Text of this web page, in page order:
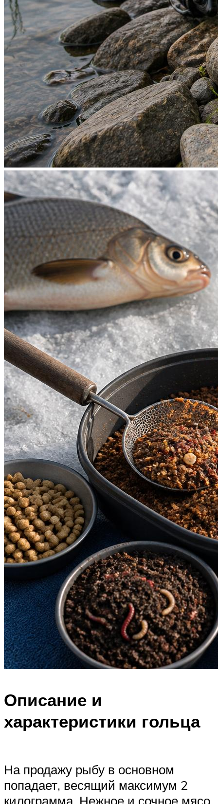
Описание и
характеристики гольца
На продажу рыбу в основном
попадает, весящий максимум 2
килограмма. Нежное и сочное мясо